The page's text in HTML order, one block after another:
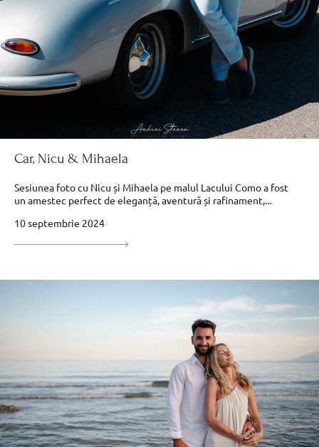
Car, Nicu & Mihaela
Sesiunea foto cu Nicu și Mihaela pe malul Lacului Como a fost
un amestec perfect de eleganță, aventură și rafinament,...
10 septembrie 2024